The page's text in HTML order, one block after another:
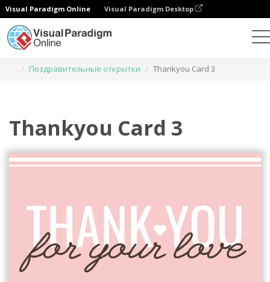
Visual Paradigm Online Visual Paradigm Desktop
Поздравительные открытки
Thankyou Card 3
Thankyou Card 3